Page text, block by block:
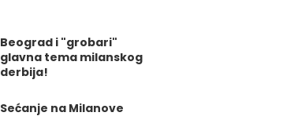
Beograd i "grobari"
glavna tema milanskog
derbija!
Sećanje na Milanove